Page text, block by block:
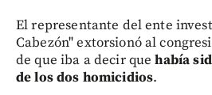
El representante del ente
Cabezón" extorsionó al
de que iba a decir quehabía
de los dos homicidios.